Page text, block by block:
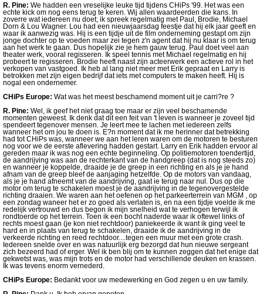
R. Pine: We hadden een vreselijke leuke tijd tijdens CHiPs '99. Het was een
echte kick om nog eens terug te keren. Wij allen waardeerden die kans. In
zoverre wat iedereen nu doet; ik spreek regelmatig met Paul, Brodie, Michael
Dorn & Lou Wagner. Lou had een nieuwjaarsdag feestje dat hij elk jaar geeft en
waar ik aanwezig was. Hij is een tijdje uit de film onderneming gestapt om zijn
jonge dochter op te voeden maar zei tegen z'n agent dat hij nu klaar is om terug
aan het werk te gaan. Dus hopelijk zie je hem gauw terug. Paul doet veel aan
theater werk, vooral regisseren. Ik speel tennis met Michael regelmatig en hij
probeert te regisseren. Brodie heeft naast zijn acteerwerk een actieve rol in het
verkopen van vastgoed. Ik heb al lang niet meer met Erik gepraat en Larry is
betrokken met zijn eigen bedrijf dat iets met computers te maken heeft. Hij is
nogal een ondernemer.
CHiPs Europe: Wat was het meest beschamend moment uit je carri?re ?
R. Pine: Wel, ik geef het niet graag toe maar er zijn veel beschamende
momenten geweest. Ik denk dat dit een feit van 't leven is wanneer je zoveel tijd
spendeert tegenover mensen. Je leert mee te lachen met iedereen zelfs
wanneer het om jou te doen is. E?n moment dat ik me herinner dat betrekking
had tot CHiPs was, wanneer we aan het leren waren om de motoren te besturen
nog voor we de eerste aflevering hadden gestart. Larry en Erik hadden ervoor al
gereden maar ik was nog een echte beginneling. Op politiemotoren toendertijd,
de aandrijving was aan de rechterkant van de handgreep (dat is nog steeds zo)
en wanneer je koppelde, draaide je de greep in een richting en als je je hand
afnam van de greep bleef de aanjaging hetzelfde. Op de motors van vandaag,
als je je hand afneemt van de aandrijving, gaat ie terug naar nul. Dus op die
motor om terug te schakelen moest je de aandrijving in de tegenovergestelde
richting draaien. We waren aan het oefenen op het parkeerterrein van MGM , op
een zondag waneer het er zo goed als verlaten is, en na een tijdje voelde ik me
redelijk vertrouwd en dus begon ik mijn snelheid wat te verhogen terwijl ik
rondtoerde op het terrein. Toen ik een bocht naderde waar ik oftewel links of
rechts moest gaan (je kon niet rechtdoor) paniekeerde ik want ik ging veel te
hard en in plaats van terug te schakelen, draaide ik de aandrijving in de
verkeerde richting en reed rechtdoor....tegen een muur met een grote crash.
Iedereen snelde over en was natuurlijk erg bezorgd dat hun nieuwe sergeant
zich bezeerd had of erger. Wel ik ben blij om te kunnen zeggen dat het enige dat
gekwetst was, was mijn trots en de motor had verschillende deuken en krassen.
Ik was tevens enorm vernederd.
CHiPs Europe: Bedankt voor uw medewerking en God zegen u en uw family.